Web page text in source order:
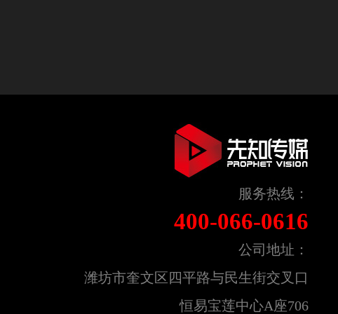
服务热线：
400-066-0616
公司地址：
潍坊市奎文区四平路与民生街交叉口
恒易宝莲中心A座706